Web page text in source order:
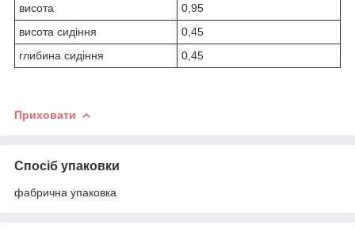
висота
0,95
висота сидіння
0,45
глибина сидіння
0,45
Приховати
Спосіб упаковки
фабрична упаковка